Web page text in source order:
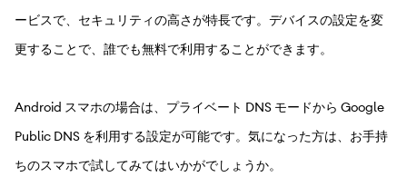
ービスで、セキュリティの高さが特長です。デバイスの設定を変
更することで、誰でも無料で利用することができます。
Android スマホの場合は、プライベート DNS モードから Google
Public DNS を利用する設定が可能です。気になった方は、お手持
ちのスマホで試してみてはいかがでしょうか。